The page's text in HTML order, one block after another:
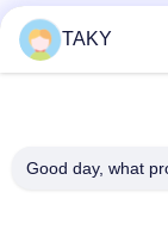
Adres
TAKY
Good day, what